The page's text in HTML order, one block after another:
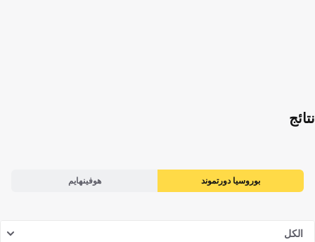
نتائج
بوروسيا دورتموند هوفينهايم
الكل